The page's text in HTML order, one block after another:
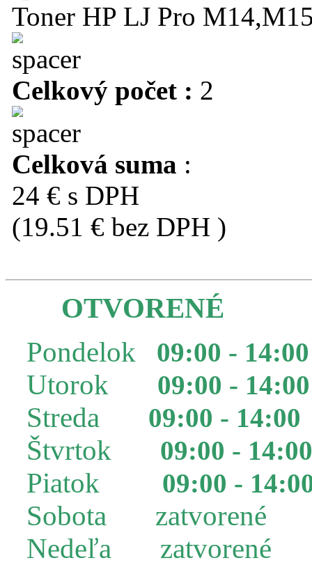
Toner HP LJ Pro
Celkový počet : 2
Celková suma :
24 € s DPH
(19.51 € bez DPH )
OTVORENÉ
Pondelok 09:00 - 14:00
Utorok 09:00 - 14:00
Streda 09:00 - 14:00
Štvrtok 09:00 - 14:00
Piatok 09:00 -
Sobota zatvorené
Nedeľa zatvorené